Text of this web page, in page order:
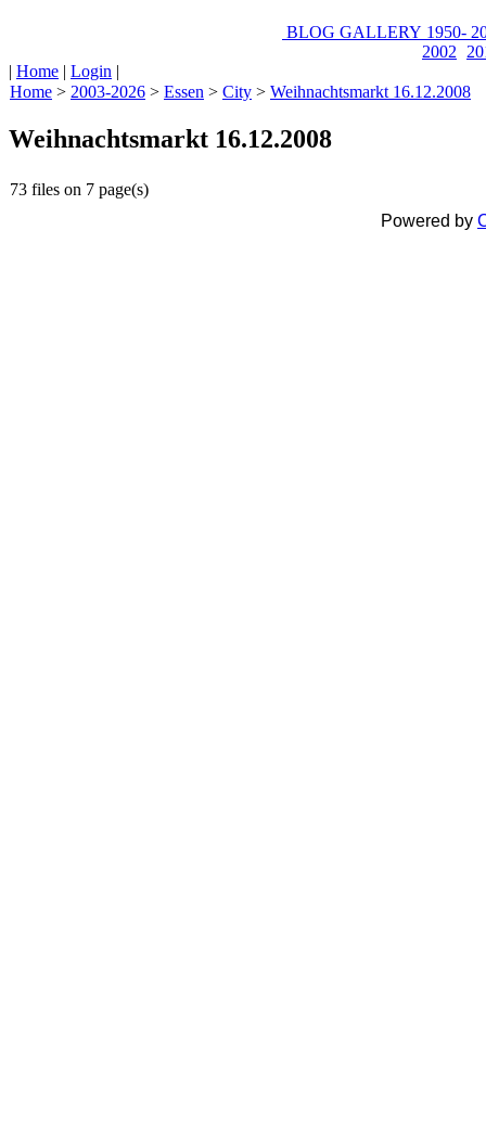
BLOG GALLERY 1950-
2002
| Home | Login |
Home > 2003-2026 > Essen > City > Weihnachtsmarkt 16.12.2008
Weihnachtsmarkt 16.12.2008
73 files on 7 page(s)
Powered by